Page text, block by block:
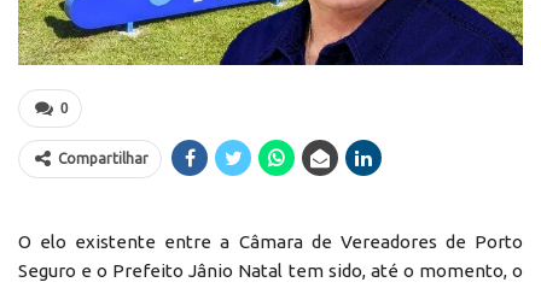
0
Compartilhar
O elo existente entre a Câmara de Vereadores de Porto
Seguro e o Prefeito Jânio Natal tem sido, até o momento, o